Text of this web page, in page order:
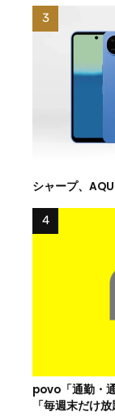
シャープ、
povo「通勤・
「毎週末だけ